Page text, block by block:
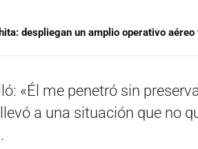
despliegan un amplio operativo
«Él me penetró sin
a una situación que no